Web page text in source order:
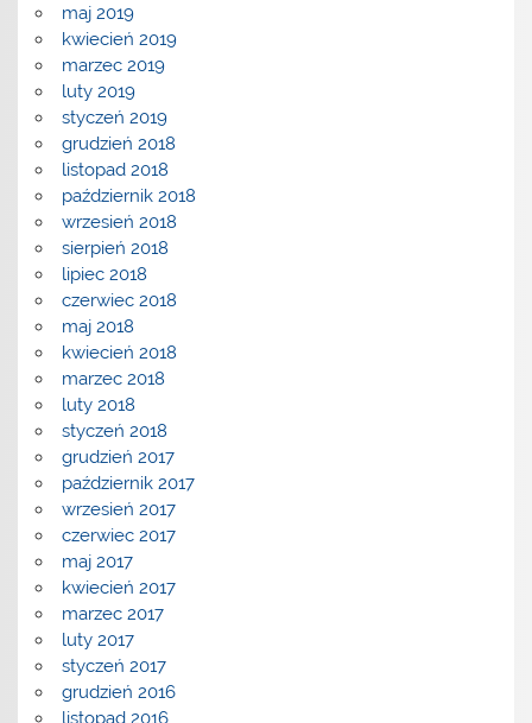
maj 2019
kwiecień 2019
marzec 2019
luty 2019
styczeń 2019
grudzień 2018
listopad 2018
październik 2018
wrzesień 2018
sierpień 2018
lipiec 2018
czerwiec 2018
maj 2018
kwiecień 2018
marzec 2018
luty 2018
styczeń 2018
grudzień 2017
październik 2017
wrzesień 2017
czerwiec 2017
maj 2017
kwiecień 2017
marzec 2017
luty 2017
styczeń 2017
grudzień 2016
listopad 2016